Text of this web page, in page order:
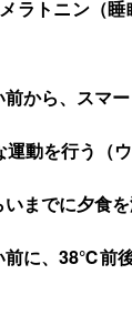
ラトニン（
前から、スマ
動を行う（
までに夕食
前に、38℃前